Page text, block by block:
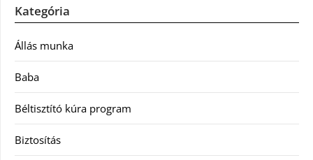
Kategória
Állás munka
Baba
Béltisztító kúra program
Biztosítás